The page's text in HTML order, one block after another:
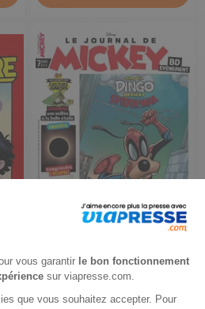
Le Journal de Mickey